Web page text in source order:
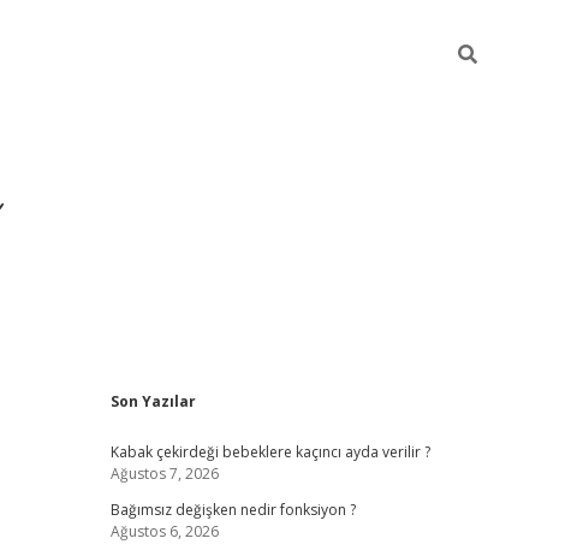
Sidebar
Son Yazılar
Kabak çekirdeği bebeklere kaçıncı ayda verilir ?
Ağustos 7, 2026
Bağımsız değişken nedir fonksiyon ?
Ağustos 6, 2026